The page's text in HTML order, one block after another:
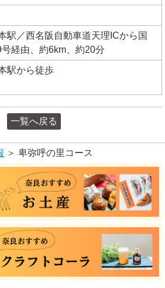
駅／西名阪自動車道天理ICから国
経由、約6km、約20分
駅から徒歩
一覧へ戻る
＞ 卑弥呼の里コース